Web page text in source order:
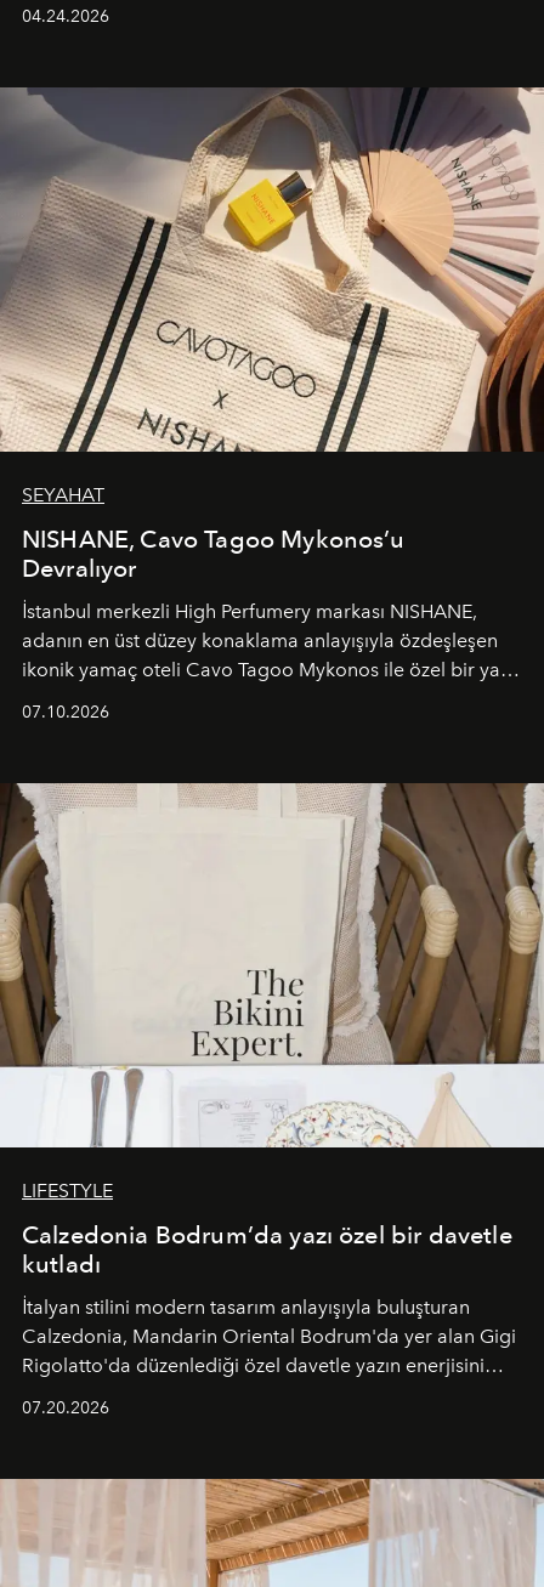
04.24.2026
SEYAHAT
NISHANE, Cavo Tagoo Mykonos’u
Devralıyor
İstanbul merkezli High Perfumery markası NISHANE,
adanın en üst düzey konaklama anlayışıyla özdeşleşen
ikonik yamaç oteli Cavo Tagoo Mykonos ile özel bir yaz
buluşturarak markanın Cavo Tagoo’daki varlığını
sürükleyici ve mevsime özel bir deneyime dönüştürüyor.
07.10.2026
LIFESTYLE
Calzedonia Bodrum’da yazı özel bir davetle
kutladı
İtalyan stilini modern tasarım anlayışıyla buluşturan
Calzedonia, Mandarin Oriental Bodrum'da yer alan Gigi
Rigolatto'da düzenlediği özel davetle yazın enerjisini
07.20.2026